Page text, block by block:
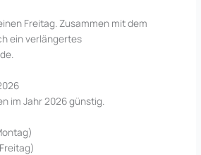
Freitag. Zusammen mit dem
ein verlängertes
im Jahr 2026 günstig.